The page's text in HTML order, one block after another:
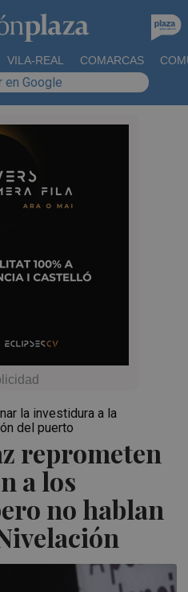
VILA-REAL COMARCAS
en Google
reprometen
a los
no hablan
la investidura a la
del puerto